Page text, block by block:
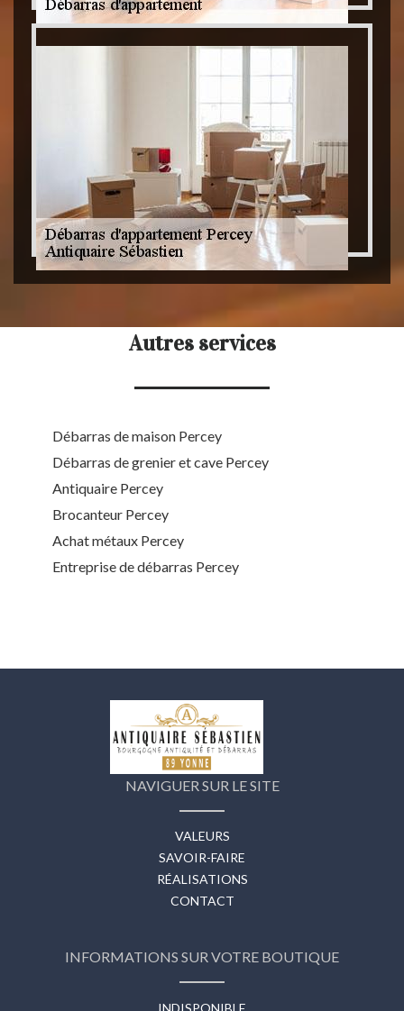
Autres services
Débarras de maison Percey
Débarras de grenier et cave Percey
Antiquaire Percey
Brocanteur Percey
Achat métaux Percey
Entreprise de débarras Percey
NAVIGUER SUR LE SITE
VALEURS
SAVOIR-FAIRE
RÉALISATIONS
CONTACT
INFORMATIONS SUR VOTRE BOUTIQUE
INDISPONIBLE